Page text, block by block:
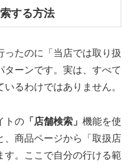
する方法
たのに「当店では取り扱
ターンです。実は、すべて
るわけではありません。
トの 「店舗検索」 機能を使
、商品ページから「取扱店
す。ここで自分の行ける範